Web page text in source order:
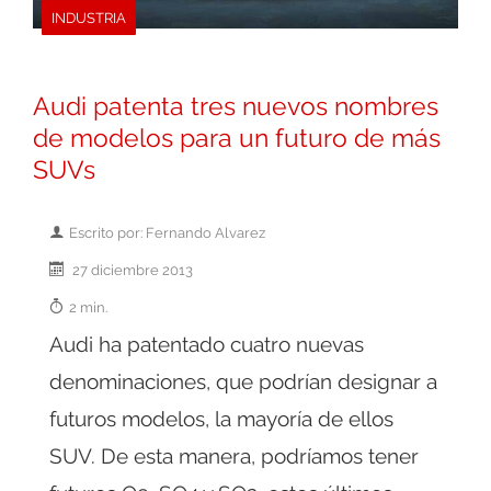
INDUSTRIA
Audi patenta tres nuevos nombres
de modelos para un futuro de más
SUVs
Escrito por: Fernando Alvarez
27 diciembre 2013
2 min.
Audi ha patentado cuatro nuevas
denominaciones, que podrían designar a
futuros modelos, la mayoría de ellos
SUV. De esta manera, podríamos tener